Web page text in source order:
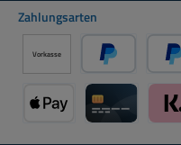
Zahlungsarten
Vorkasse
PayPal